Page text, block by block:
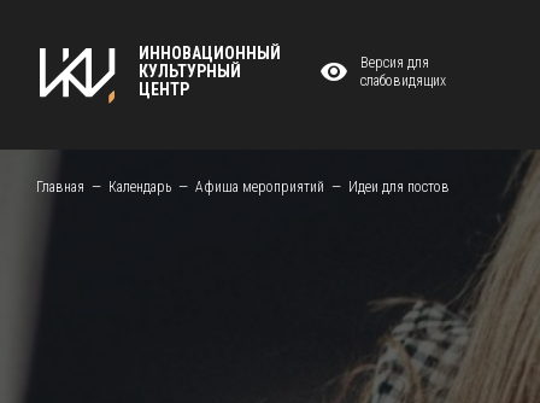
ИННОВАЦИОННЫЙ
КУЛЬТУРНЫЙ
ЦЕНТР
Версия для
слабовидящих
Главная Календарь Афиша мероприятий Идеи для постов